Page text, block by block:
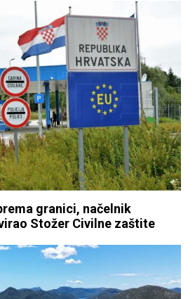
granici, načelnik
Stožer Civilne zaštite